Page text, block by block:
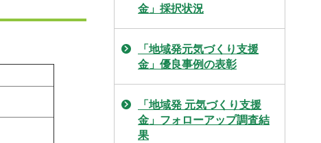
金」採択状況
「地域発元気づくり支援
金」優良事例の表彰
「地域発 元気づくり支援
金」フォローアップ調査結
果